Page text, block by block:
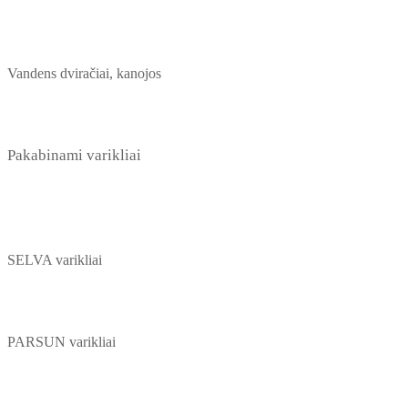
Vandens dviračiai, kanojos
Pakabinami varikliai
SELVA varikliai
PARSUN varikliai